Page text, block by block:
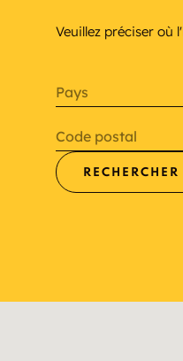
Veuillez préciser où
Pays
Code postal
RECHERCHER